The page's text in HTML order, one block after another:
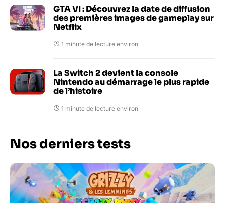
GTA VI : Découvrez la date de diffusion
des premières images de gameplay sur
Netflix
1 minute de lecture environ
La Switch 2 devient la console
Nintendo au démarrage le plus rapide
de l’histoire
1 minute de lecture environ
Nos derniers tests